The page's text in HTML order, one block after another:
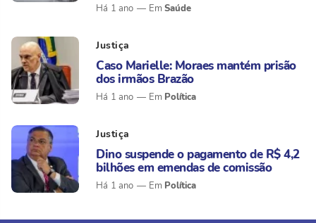
Há 1 ano Saúde
Justiça
Caso Marielle: Moraes mantém prisão
dos irmãos Brazão
Há 1 ano Política
Justiça
Dino suspende o pagamento de R$ 4,2
bilhões em emendas de comissão
Há 1 ano Política